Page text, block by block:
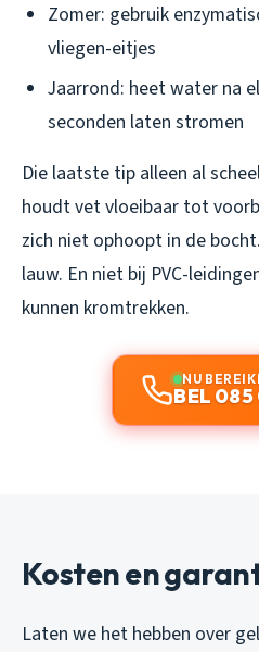
Zomer: gebruik
vliegen-eitjes
Jaarrond: heet water na
seconden laten stromen
Die laatste tip alleen al
houdt vet vloeibaar tot
zich niet ophoopt in de
lauw. En niet bij PVC-
kunnen kromtrekken.
NU
BEL 085
Kosten en
Laten we het hebben over